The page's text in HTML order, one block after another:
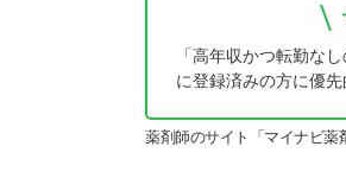
「高年収かつ転勤な
に登録済みの方に優
薬剤師のサイト「マイナビ薬